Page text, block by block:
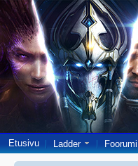
Etusivu Ladder Foorumi